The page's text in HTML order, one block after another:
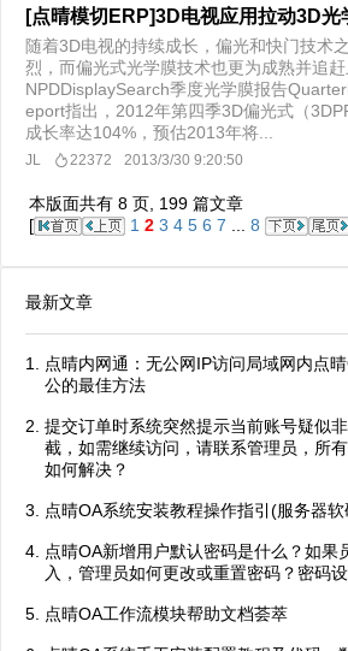
[点晴模切ERP]3D电视应用拉动3D光
随着3D电视的持续成长，偏光和快门技术
烈，而偏光式光学膜技术也更为成熟并追
NPDDisplaySearch季度光学膜报告
eport指出，2012年第四季3D偏光式（
成长率达104%，预估2013年将...
JL 22372 2013/3/30 9:20:50
本版面共有 8 页, 199 篇文章
[
1 2 3 4 5 6 7 8
最新文章
点晴内网通：无公网IP访问局域网内点
公的最佳方法
提交订单时系统突然提示当前账号疑似
截，如需继续访问，请联系管理员，所
如何解决？
点晴OA系统安装教程操作指引(服务器
点晴OA新增用户默认密码是什么？如果
入，管理员如何更改或重置密码？密码
点晴OA工作流模块帮助文档荟萃